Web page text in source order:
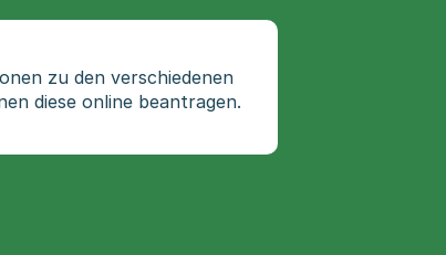
zu den verschiedenen
diese online beantragen.